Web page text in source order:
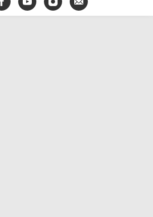
FacebookYouTubeInstagram
E-
mail